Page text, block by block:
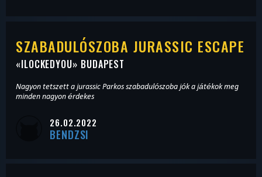
SZABADULÓSZOBA JURASSIC ESCAPE
«ILOCKEDYOU» BUDAPEST
Nagyon tetszett a jurassic Parkos szabadulószoba jók a játékok meg
minden nagyon érdekes
26.02.2022
BENDZSI